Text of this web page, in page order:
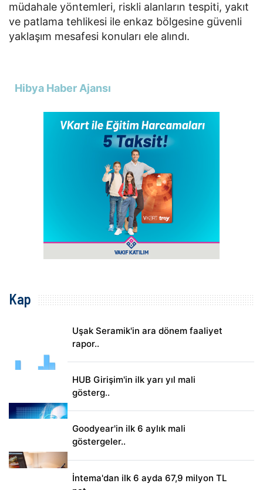
müdahale yöntemleri, riskli alanların tespiti, yakıt
ve patlama tehlikesi ile enkaz bölgesine güvenli
yaklaşım mesafesi konuları ele alındı.
Hibya Haber Ajansı
Kap
Uşak Seramik'in ara dönem faaliyet
rapor..
HUB Girişim'in ilk yarı yıl mali
gösterg..
Goodyear'in ilk 6 aylık mali
göstergeler..
İntema'dan ilk 6 ayda 67,9 milyon TL